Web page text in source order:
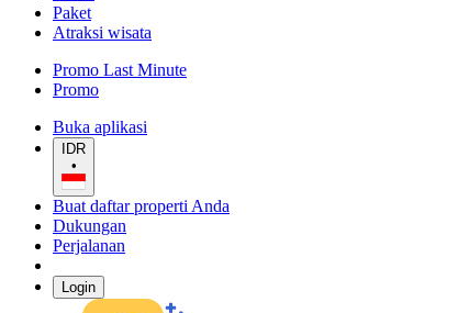
Paket
Atraksi wisata
Promo Last Minute
Promo
Buka aplikasi
IDR
•
Buat daftar properti Anda
Dukungan
Perjalanan
Login